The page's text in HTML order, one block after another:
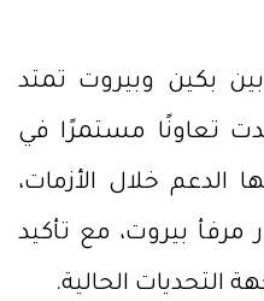
بكين وبيروت تمتد
وشهدت تعاونًا مستمرًا في
الدعم خلال الأزمات،
مرفأ بيروت، مع تأكيد
التحديات الحالية.